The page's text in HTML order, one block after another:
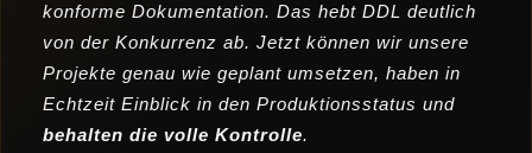
konforme Dokumentation. Das hebt DDL deutlich
von der Konkurrenz ab. Jetzt können wir unsere
Projekte genau wie geplant umsetzen, haben in
Echtzeit Einblick in den Produktionsstatus und
behalten die volle Kontrolle.